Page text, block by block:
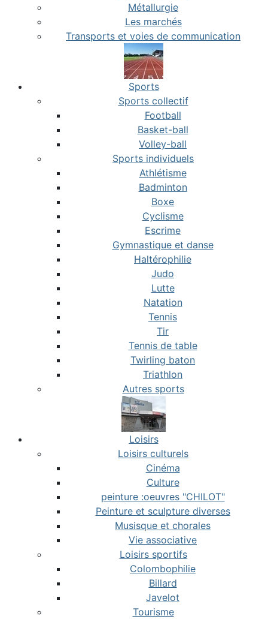
Métallurgie
Les marchés
Transports et voies de communication
Sports
Sports collectif
Football
Basket-ball
Volley-ball
Sports individuels
Athlétisme
Badminton
Boxe
Cyclisme
Escrime
Gymnastique et danse
Haltérophilie
Judo
Lutte
Natation
Tennis
Tir
Tennis de table
Twirling baton
Triathlon
Autres sports
Loisirs
Loisirs culturels
Cinéma
Culture
peinture :oeuvres "CHILOT"
Peinture et sculpture diverses
Musisque et chorales
Vie associative
Loisirs sportifs
Colombophilie
Billard
Javelot
Tourisme